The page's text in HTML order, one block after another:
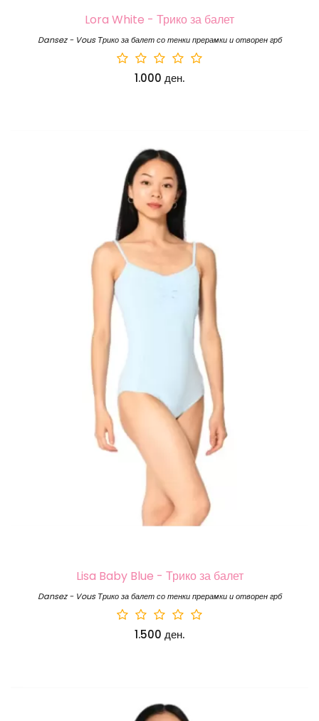
Lora White - Трико за балет
Dansez - Vous Трико за балет со тенки прерамки и отворен грб
1.000 ден.
Lisa Baby Blue - Трико за балет
Dansez - Vous Трико за балет со тенки прерамки и отворен грб
1.500 ден.